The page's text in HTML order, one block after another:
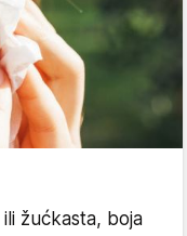
žućkasta, boja